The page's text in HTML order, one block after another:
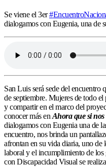
Se viene el 3er#
dialogamos con Eugenia, una de
San Luis será sede del encuentro
de septiembre. Mujeres de todo el
y compartir en el marco del
conocer más en Ahora que si
dialogamos con Eugenia una de
encuentro, nos brinda un
afrontan en su vida diaria, uno de
laboral y el incumplimiento de
con Discapacidad Visual se